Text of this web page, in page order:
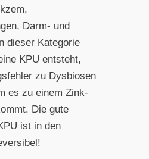
Darm- und
dieser Kategorie
KPU entsteht,
zu Dysbiosen
es zu einem Zink-
Die gute
ist in den